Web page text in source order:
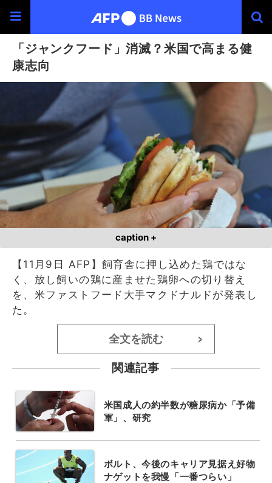
「ジャンクフード」消滅？米国で高まる健
康志向
caption +
【11月9日 AFP】飼育舎に押し込めた鶏ではな
く、放し飼いの鶏に産ませた鶏卵への切り替え
を、米ファストフード大手マクドナルドが発表し
た。
全文を読む >
関連記事
米国成人の約半数が糖尿病か「予備
軍」、研究
ボルト、今後のキャリア見据え好物
ナゲットを我慢「一番つらい」